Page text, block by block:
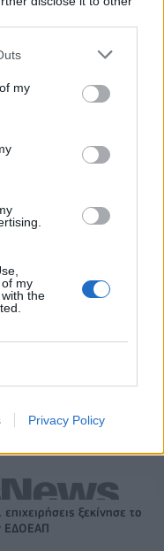
my
my
the
Privacy Policy
15 δισ. ευρώ ο στόχος για
των τραπεζών το
έργων ΑΠΕ άνω των 2
Γρηγόρη Δημητριάδη - Ο
του CEO
ξεκίνησε το
ΕΔΟΕΑΠ